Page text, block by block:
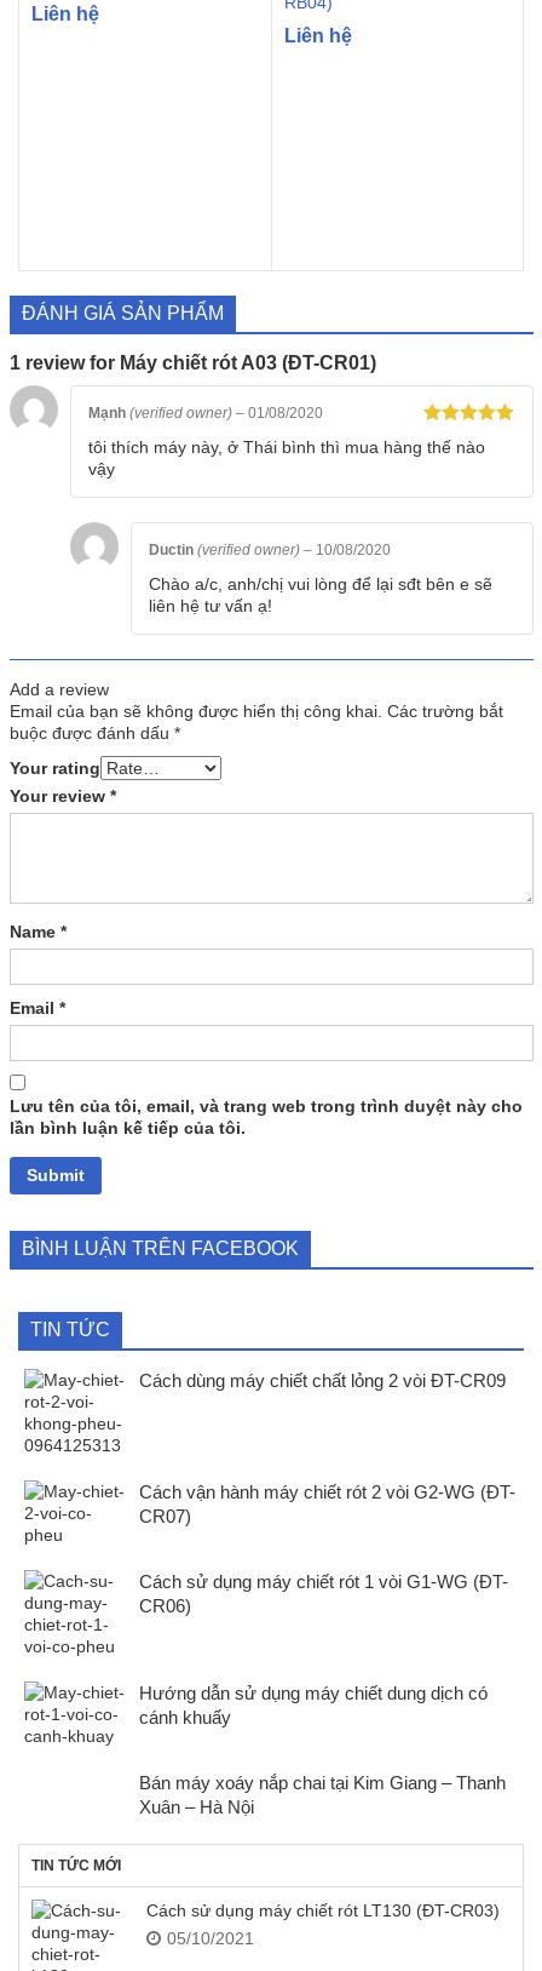
Liên hệ
Liên hệ
ĐÁNH GIÁ SẢN PHẨM
1 review for Máy chiết rót A03 (ĐT-CR01)
Rated 5
of 5
Mạnh (verified owner) – 01/08/2020
tôi thích máy này, ở Thái bình thì mua hàng thế nào
vậy
Ductin (verified owner) – 10/08/2020
Chào a/c, anh/chị vui lòng để lại sđt bên e sẽ
liên hệ tư vấn ạ!
Add a review
Email của bạn sẽ không được hiển thị công khai. Các trường bắt
buộc được đánh dấu *
Your rating
Your review *
Name *
Email *
Lưu tên của tôi, email, và trang web trong trình duyệt này cho
lần bình luận kế tiếp của tôi.
BÌNH LUẬN TRÊN FACEBOOK
TIN TỨC
Cách dùng máy chiết chất lỏng 2 vòi ĐT-CR09
Cách vận hành máy chiết rót 2 vòi G2-WG (ĐT-
CR07)
Cách sử dụng máy chiết rót 1 vòi G1-WG (ĐT-
CR06)
Hướng dẫn sử dụng máy chiết dung dịch có
cánh khuấy
Bán máy xoáy nắp chai tại Kim Giang – Thanh
Xuân – Hà Nội
TIN TỨC MỚI
Cách sử dụng máy chiết rót LT130 (ĐT-CR03)
05/10/2021